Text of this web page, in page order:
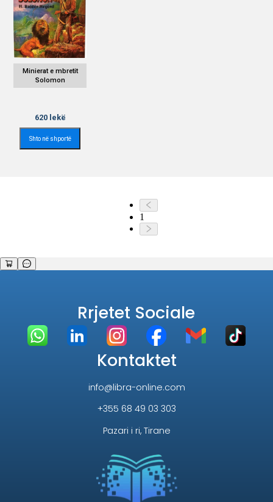
Minierat e mbretit
Solomon
620lekë
Shto në shportë
1
Rrjetet Sociale
Kontaktet
info@libra-online.com
+355 68 49 03 303
Pazari i ri, Tirane